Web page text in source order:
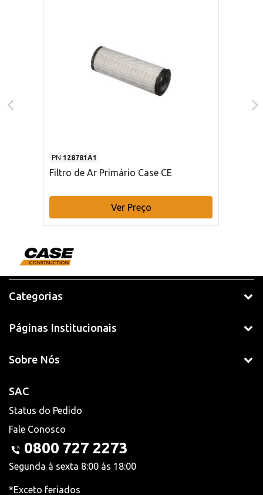
PN 128781A1
Filtro de Ar Primário Case CE
Ver Preço
Categorias
Páginas Institucionais
Sobre Nós
SAC
Status do Pedido
Fale Conosco
0800 727 2273
Segunda à sexta 8:00 às 18:00
*Exceto feriados